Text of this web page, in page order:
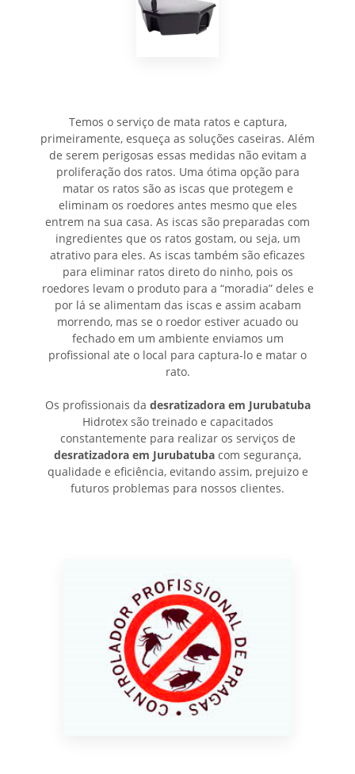
Temos o serviço de mata ratos e captura,
primeiramente, esqueça as soluções caseiras. Além
de serem perigosas essas medidas não evitam a
proliferação dos ratos. Uma ótima opção para
matar os ratos são as iscas que protegem e
eliminam os roedores antes mesmo que eles
entrem na sua casa. As iscas são preparadas com
ingredientes que os ratos gostam, ou seja, um
atrativo para eles. As iscas também são eficazes
para eliminar ratos direto do ninho, pois os
roedores levam o produto para a “moradia” deles e
por lá se alimentam das iscas e assim acabam
morrendo, mas se o roedor estiver acuado ou
fechado em um ambiente enviamos um
profissional ate o local para captura-lo e matar o
rato.
Os profissionais da desratizadora em Jurubatuba
Hidrotex são treinado e capacitados
constantemente para realizar os serviços de
desratizadora em Jurubatuba com segurança,
qualidade e eficiência, evitando assim, prejuizo e
futuros problemas para nossos clientes.